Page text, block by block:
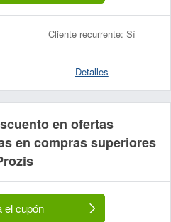
Cliente recurrente: Sí
Detalles
en ofertas
en compras superiores
el cupón